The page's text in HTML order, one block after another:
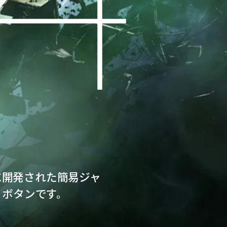
発された簡易ジャ
タンです。